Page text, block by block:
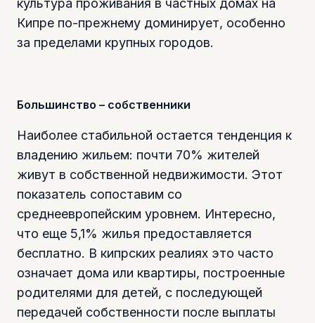
культура проживания в частных домах на
Кипре по-прежнему доминирует, особенно
за пределами крупных городов.
Большинство – собственники
Наиболее стабильной остается тенденция к
владению жильем: почти 70% жителей
живут в собственной недвижимости. Этот
показатель сопоставим со
среднеевропейским уровнем. Интересно,
что еще 5,1% жилья предоставляется
бесплатно. В кипрских реалиях это часто
означает дома или квартиры, построенные
родителями для детей, с последующей
передачей собственности после выплаты